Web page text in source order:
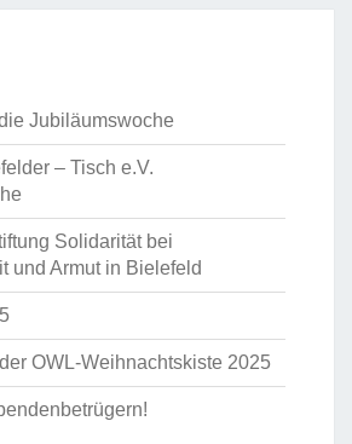
Jubiläumswoche
– Tisch e.V.
Solidarität bei
und Armut in Bielefeld
OWL-Weihnachtskiste 2025